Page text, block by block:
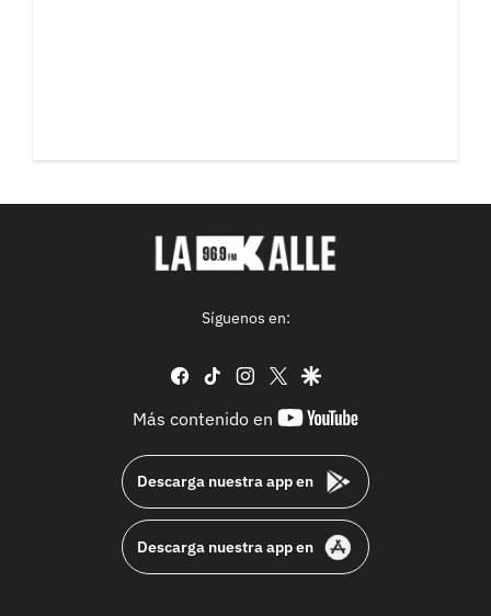
Síguenos en:
facebook
tiktok instagram
twittergoogle
Más contenido en
youtube-
Descarga nuestra app en
Descarga nuestra app en